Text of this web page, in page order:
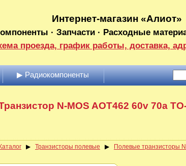
Интернет-магазин «Алиот»
· Запчасти · Расходные
проезда, график работы, доставка,
▶ Радиокомпоненты
N-MOS AOT462 60v 70a
Каталог ▶ Транзисторы полевые ▶ Полевые транзисторы